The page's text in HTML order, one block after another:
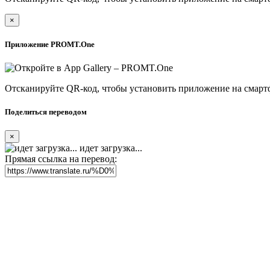
×
Приложение PROMT.One
Отсканируйте QR-код, чтобы установить приложение на
Поделиться переводом
×
идет загрузка...
Прямая ссылка на перевод: